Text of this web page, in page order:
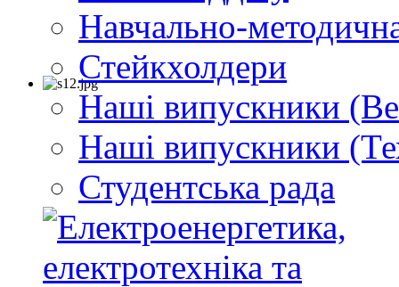
Навчально-
Стейкхолдери
Наші випускники
Наші випускники
Студентська рада